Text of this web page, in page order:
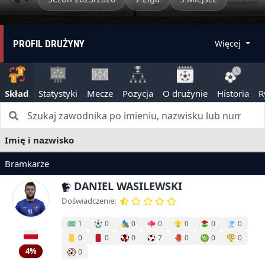
PROFIL DRUŻYNY Więcej
Skład Statystyki Mecze Pozycja O drużynie Historia
Imię i nazwisko
Bramkarze
4%
DANIEL WASILEWSKI
Doświadczenie:
1 0 0 0 0 0
0
0
0 0 7 0 0
0
0